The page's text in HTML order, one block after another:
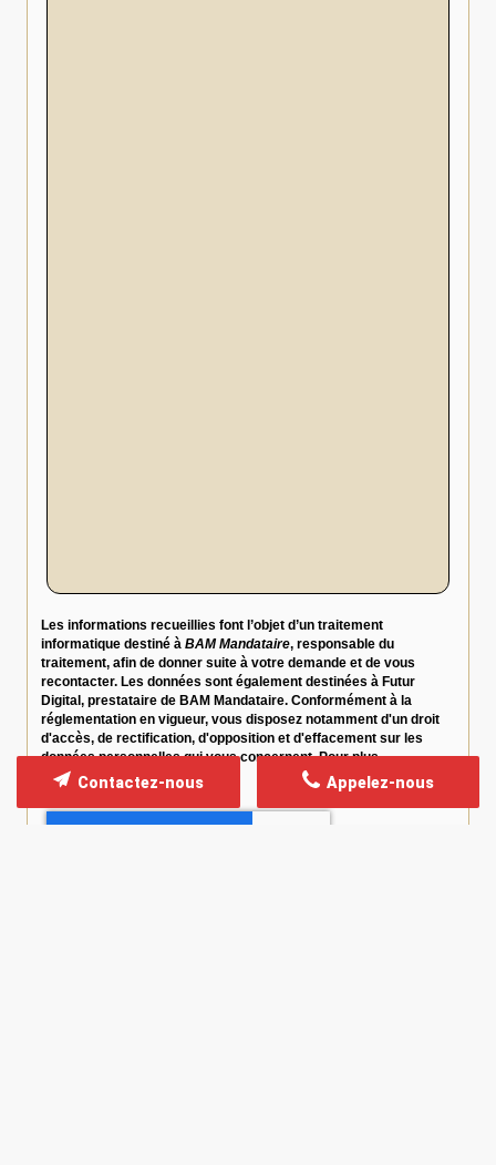
Les informations recueillies font l’objet d’un traitement
informatique destiné àBAM Mandataire, responsable du
traitement, afin de donner suite à votre demande et de vous
recontacter. Les données sont également destinées à Futur
Digital, prestataire de BAM Mandataire. Conformément à la
réglementation en vigueur, vous disposez notamment d'un droit
d'accès, de rectification, d'opposition et d'effacement sur les
données personnelles qui vous concernent. Pour plus
d’informations, cliquez ici. Appelez-nous
Contactez-nous